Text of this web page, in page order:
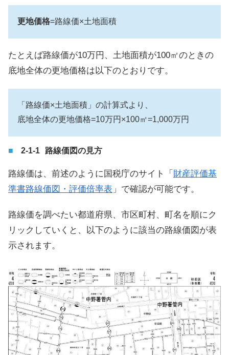
更地価格=路線価×土地面積
たとえば路線価が10万円、土地面積が100㎡のときの
底地全体の更地価格は以下のとおりです。
「路線価×土地面積」の計算式より、
底地全体の更地価格=10万円×100㎡=1,000万円
路線価図の見方
路線価は、前述のように国税庁のサイト「 財産評価基
準書路線価図・評価倍率表 」で確認が可能です。
路線価を調べたい都道府県、市区町村、町名を順にク
リックしていくと、以下のように該当の路線価図が表
示されます。